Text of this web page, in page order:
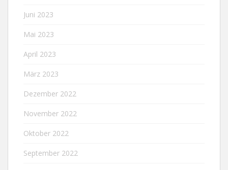
Juni 2023
Mai 2023
April 2023
März 2023
Dezember 2022
November 2022
Oktober 2022
September 2022